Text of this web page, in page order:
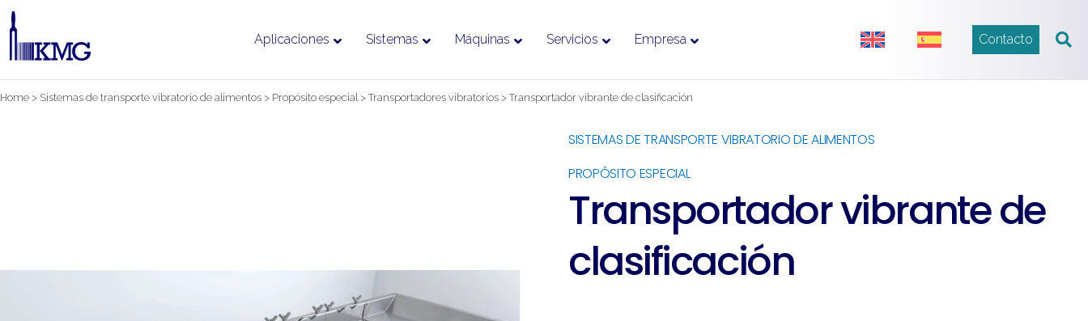
Ir
Aplicaciones Sistemas Máquinas Servicios Empresa Contacto
Home > Sistemas de transporte vibratorio de alimentos > Propósito especial> Transportadores vibratorios > Transportador vibrante de clasificación
SISTEMAS DE TRANSPORTE VIBRATORIO DE ALIMENTOS
PROPÓSITO ESPECIAL
Transportador vibrante de
clasificación